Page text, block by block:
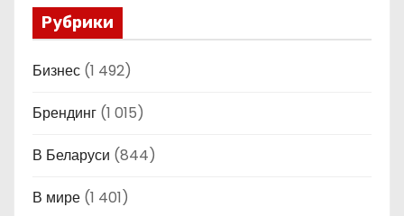
Рубрики
Бизнес (1 492)
Брендинг (1 015)
В Беларуси (844)
В мире (1 401)